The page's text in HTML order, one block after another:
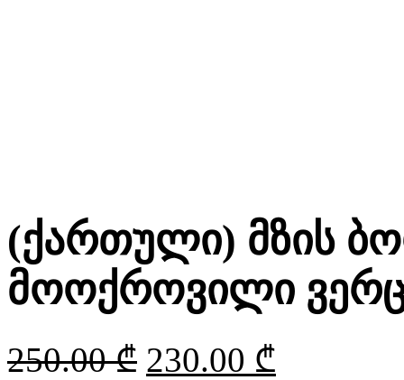
(ქართული) მზის
მოოქროვილი
250.00₾ 230.00 ₾